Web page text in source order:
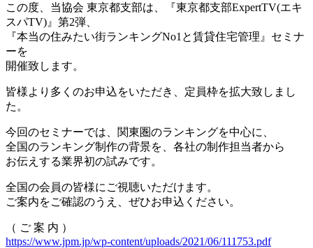
この度、当協会 東京都支部は、『東京都支部ExpertTV(エキ
スパTV)』第2弾、
『本当の住みたい街ランキングNo1と賃貸住宅管理』セミナ
ーを
開催致します。
皆様より多くのお申込をいただき、定員枠を拡大致しまし
た。
今回のセミナーでは、関東圏のランキングを中心に、
全国のランキング制作の背景を、各社の制作担当者から
お伝えする業界初の試みです。
全国の会員の皆様にご視聴いただけます。
ご案内をご確認のうえ、ぜひお申込ください。
（ ご 案 内 ）
https://www.jpm.jp/wp-content/uploads/2021/06/111753.pdf